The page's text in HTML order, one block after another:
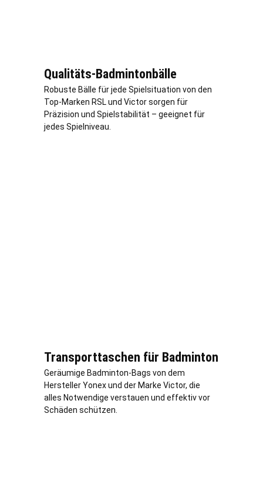
Qualitäts-Badmintonbälle
Robuste Bälle für jede Spielsituation von den
Top-Marken RSL und Victor sorgen für
Präzision und Spielstabilität – geeignet für
jedes Spielniveau.
Transporttaschen für Badminton
Geräumige Badminton-Bags von dem
Hersteller Yonex und der Marke Victor, die
alles Notwendige verstauen und effektiv vor
Schäden schützen.